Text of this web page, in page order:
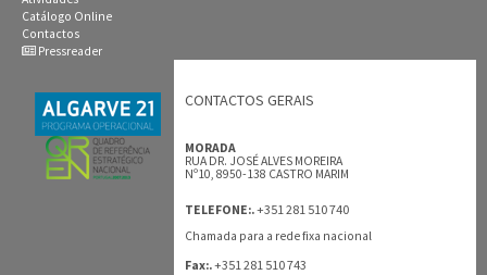
Catálogo Online
Contactos
Pressreader
CONTACTOS GERAIS
MORADA
RUA DR. JOSÉ ALVES MOREIRA
Nº10, 8950-138 CASTRO MARIM
TELEFONE:.+351 281 510 740
Chamada para a rede fixa nacional
Fax:.+351 281 510 743